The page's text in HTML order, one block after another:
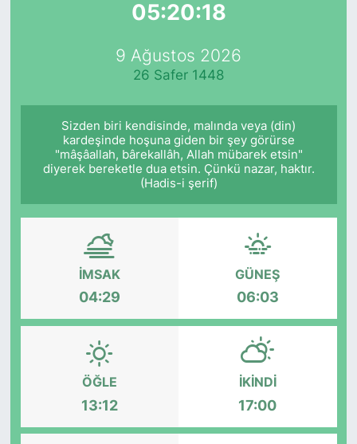
05:20:18
9 Ağustos 2026
26 Safer 1448
Sizden biri kendisinde, malında veya (din)
kardeşinde hoşuna giden bir şey görürse
"mâşâallah, bârekallâh, Allah mübarek etsin"
diyerek bereketle dua etsin. Çünkü nazar, haktır.
(Hadis-i şerif)
İMSAK
04:29
GÜNEŞ
06:03
ÖĞLE
13:12
İKINDI
17:00
Spor
ŞİRKET HABERLERİ
SAVUNMA SANAYİ
FUAR HABERLERİ
FUAR TAKVİMİ
Amerika Fuarları
FUAR RAPORU
FESTİVAL TAKVİMİ
KONGRE TAKVİMİ